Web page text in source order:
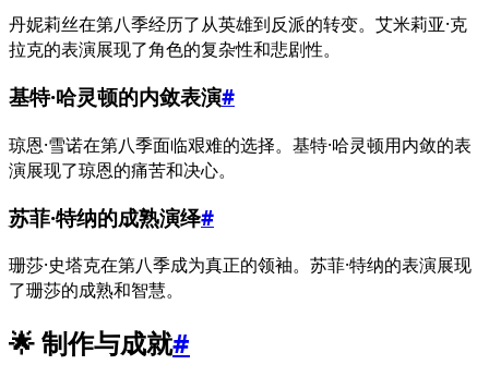
丹妮莉丝在第八季经历了从英雄到反派的转变。艾米莉亚·克
拉克的表演展现了角色的复杂性和悲剧性。
基特·哈灵顿的内敛表演#
琼恩·雪诺在第八季面临艰难的选择。基特·哈灵顿用内敛的表
演展现了琼恩的痛苦和决心。
苏菲·特纳的成熟演绎#
珊莎·史塔克在第八季成为真正的领袖。苏菲·特纳的表演展现
了珊莎的成熟和智慧。
🌟 制作与成就#